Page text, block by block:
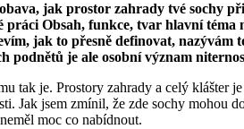
jak prostor zahrady tvé sochy
práci Obsah, funkce, tvar hlavní
jak to přesně definovat, nazývám
podnětů je ale osobní význam
tak je. Prostory zahrady a celý klášter
Jak jsem zmínil, že zde sochy mohou
moc co nabídnout.